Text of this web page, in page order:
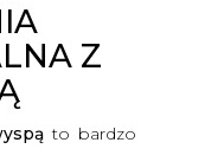
Z
to bardzo